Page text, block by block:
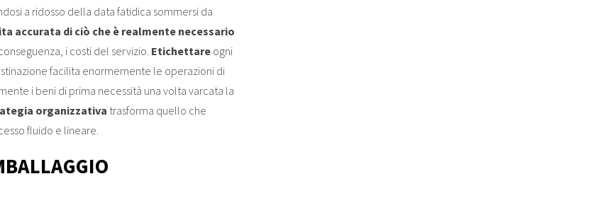
a ridosso della data fatidica sommersi da
accurata di ciò che è realmente necessario
i costi del servizio. Etichettare ogni
facilita enormemente le operazioni di
i beni di prima necessità una volta varcata la
organizzativa trasforma quello che
fluido e lineare.